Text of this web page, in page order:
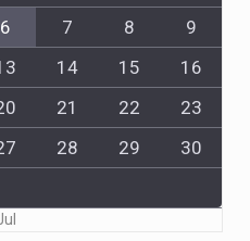
6 7 8
9
14 15
16
21 22
23
28 29
30